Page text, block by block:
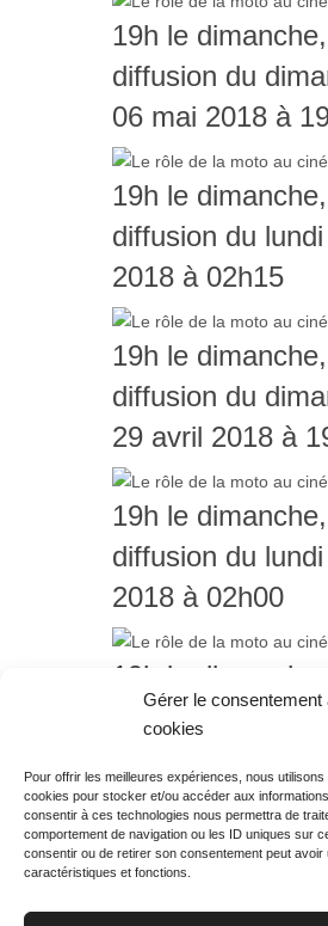
Gérer le consentement
cookies
Pour offrir les meilleures expériences, nous
cookies pour stocker et/ou accéder aux
consentir à ces technologies nous permettra de
comportement de navigation ou les ID uniques sur
consentir ou de retirer son consentement peut avoir
caractéristiques et fonctions.
19h le dimanche,
diffusion du
06 mai 2018 à
19h le dimanche,
diffusion du
2018 à 02h15
19h le dimanche,
diffusion du
29 avril 2018 à
19h le dimanche,
diffusion du
2018 à 02h00
19h le dimanche,
diffusion du
Rechercher votre
programme